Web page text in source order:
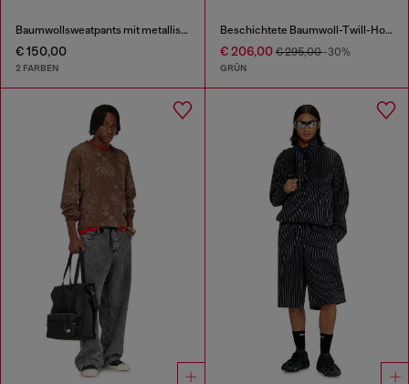
Baumwollsweatpants mit metallischem Oval D
€ 150,00
2 FARBEN
Beschichtete Baumwoll-Twill-Hose mit Biker-Riemen
€ 206,00€ 295,00-30%
GRÜN